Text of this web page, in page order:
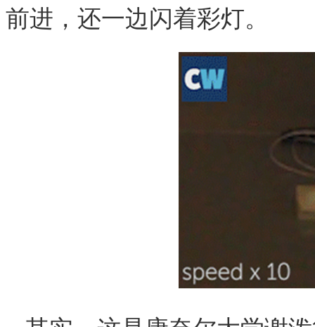
前进，还一边闪着彩灯。